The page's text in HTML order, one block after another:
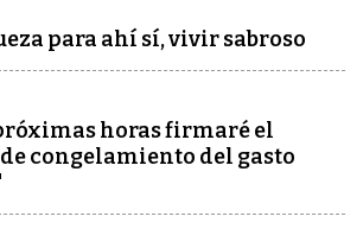
para ahí sí, vivir sabroso
horas firmaré el
congelamiento del gasto